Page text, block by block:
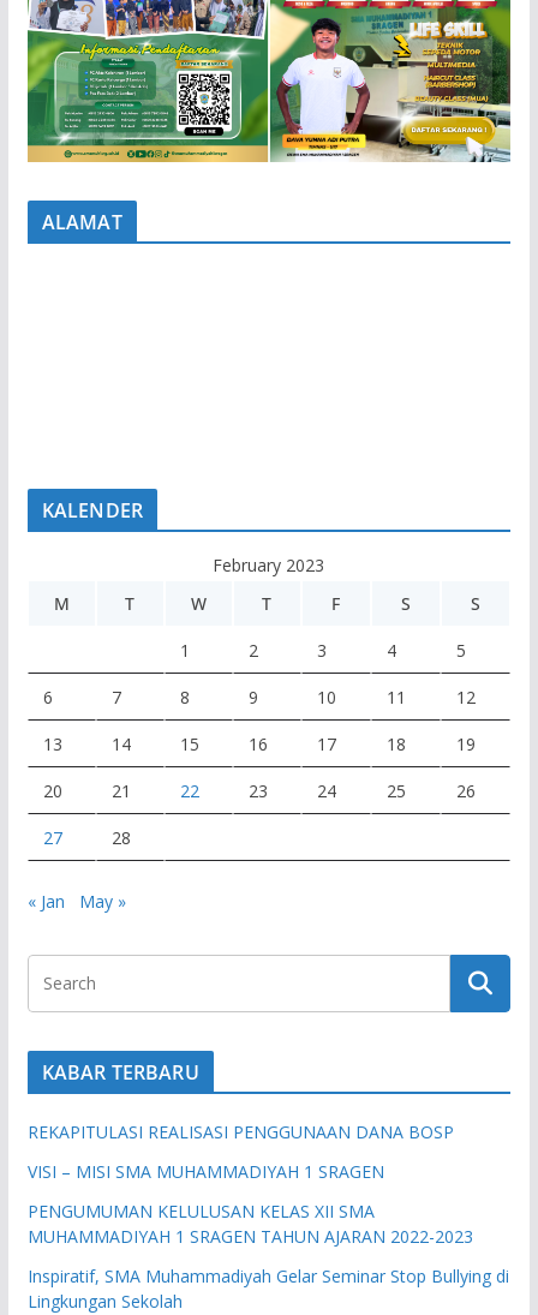
ALAMAT
KALENDER
February 2023
M
T W T F S S
1 2 3 4 5
6 7 8 9 10 11 12
13 14 15 16 17 18 19
20 21 22 23 24 25 26
27 28
« Jan May »
KABAR TERBARU
REKAPITULASI REALISASI PENGGUNAAN DANA BOSP
VISI – MISI SMA MUHAMMADIYAH 1 SRAGEN
PENGUMUMAN KELULUSAN KELAS XII SMA
MUHAMMADIYAH 1 SRAGEN TAHUN AJARAN 2022-2023
Inspiratif, SMA Muhammadiyah Gelar Seminar Stop Bullying di
Lingkungan Sekolah